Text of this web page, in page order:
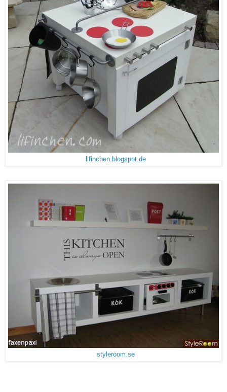
lifinchen.blogspot.de
styleroom.se